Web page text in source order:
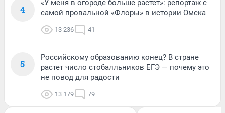
4
«У меня в огороде больше растет»: репортаж с
самой провальной «Флоры» в истории Омска
13 236 41
5
Российскому образованию конец? В стране
растет число стобалльников ЕГЭ — почему это
не повод для радости
13 179 79